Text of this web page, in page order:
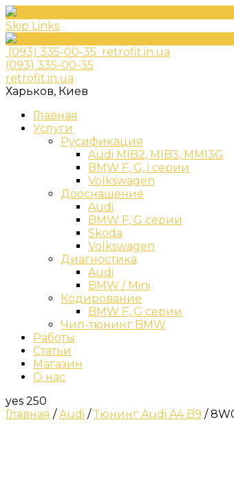
Skip Links
(093) 335-00-35 retrofit.in.ua
(093) 335-00-35
retrofit.in.ua
Харьков, Киев
Главная
Услуги
Русификация
Audi MIB2, MIB3, MMI3G
BMW F, G, i серии
Volkswagen
Дооснащение
Audi
BMW F, G серии
Skoda
Volkswagen
Диагностика
Audi
BMW / Mini
Кодирование
BMW F, G серии
Чип-тюнинг BMW
Работы
Статьи
Магазин
О нас
yes 250
Главная /Audi /Тюнинг Audi A4 B9 /